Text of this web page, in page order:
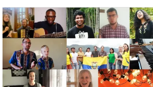
This
Little
Light
Mine
(Around